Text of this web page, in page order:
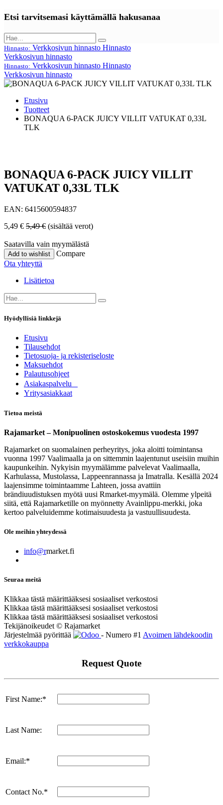
Etsi tarvitsemasi käyttämällä hakusanaa
Hinnasto: Verkkosivun hinnasto Hinnasto
Verkkosivun hinnasto
Hinnasto: Verkkosivun hinnasto Hinnasto
Verkkosivun hinnasto
Etusivu
Tuotteet
BONAQUA 6-PACK JUICY VILLIT VATUKAT 0,33L
TLK
BONAQUA 6-PACK JUICY VILLIT
VATUKAT 0,33L TLK
EAN: 6415600594837
5,49 € 5,49€ (sisältää verot)
Saatavilla vain myymälästä
Add to wishlist
Compare
Ota yhteyttä
Lisätietoa
Hyödyllisiä linkkejä
Etusivu
Tilausehdot
Tietosuoja- ja rekisteriseloste
Maksuehdot
Palautusohjeet
Asia​k​aspalvelu
​Yritysasiakkaat
Tietoa meistä
Rajamarket – Monipuolinen ostoskokemus vuodesta 1997
Rajamarket on suomalainen perheyritys, joka aloitti toimintansa
vuonna 1997 Vaalimaalla ja on sittemmin laajentunut useisiin muihin
kaupunkeihin. Nykyisin myymälämme palvelevat Vaalimaalla,
Karhulassa, Mustolassa, Lappeenrannassa ja Imatralla. Kesällä 2024
laajensimme toimintaamme Lahteen, jossa avattiin
brändiuudistuksen myötä uusi Rmarket-myymälä. Olemme ylpeitä
siitä, että Rajamarketille on myönnetty Avainlippu-merkki, joka
kertoo palveluidemme kotimaisuudesta ja vastuullisuudesta.
Ole meihin yhteydessä
info@rmarket.fi
Seuraa meitä
Klikkaa tästä määrittääksesi sosiaaliset verkostosi
Klikkaa tästä määrittääksesi sosiaaliset verkostosi
Klikkaa tästä määrittääksesi sosiaaliset verkostosi
Tekijänoikeudet © Rajamarket
Järjestelmää pyörittää
- Numero #1 Avoimen lähdekoodin
verkkokauppa
Request Quote
First Name:*
Last Name:
Email:*
Contact No.*